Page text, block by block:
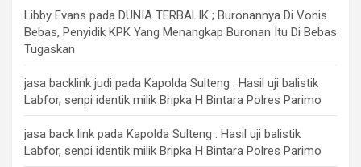
Libby Evans pada DUNIA TERBALIK ; Buronannya Di Vonis
Bebas, Penyidik KPK Yang Menangkap Buronan Itu Di Bebas
Tugaskan
jasa backlink judi pada Kapolda Sulteng : Hasil uji balistik
Labfor, senpi identik milik Bripka H Bintara Polres Parimo
jasa back link pada Kapolda Sulteng : Hasil uji balistik
Labfor, senpi identik milik Bripka H Bintara Polres Parimo